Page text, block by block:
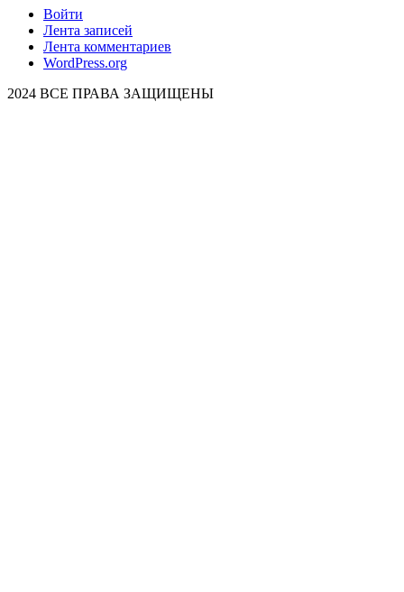
Войти
Лента записей
Лента комментариев
WordPress.org
2024 ВСЕ ПРАВА ЗАЩИЩЕНЫ